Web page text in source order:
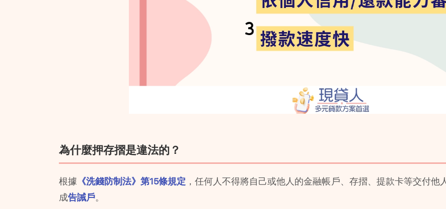
為什麼押存摺是違法的？
根據 《洗錢防制法》第15條規定 ，任何人不得將自己或他人的金融帳戶、存摺、提款卡等交付
成告誡戶。